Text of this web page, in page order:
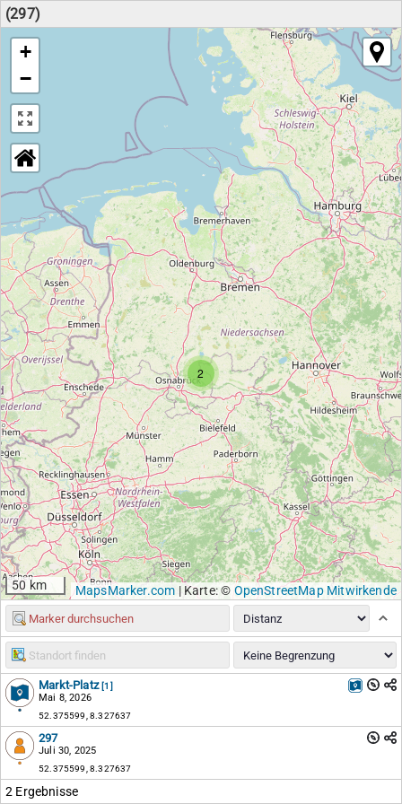
(297)
2
+
−
50 km MapsMarker.com |Karte: © OpenStreetMap Mitwirkende
Markt-Platz [1]
Mai 8, 2026
52.375599, 8.327637
297
Juli 30, 2025
52.375599, 8.327637
2 Ergebnisse